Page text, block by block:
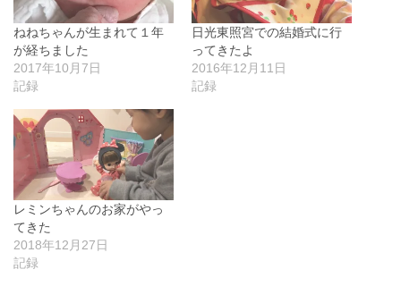
ねねちゃんが生まれて１年
が経ちました
2017年10月7日
記録
日光東照宮での結婚式に行
ってきたよ
2016年12月11日
記録
レミンちゃんのお家がやっ
てきた
2018年12月27日
記録